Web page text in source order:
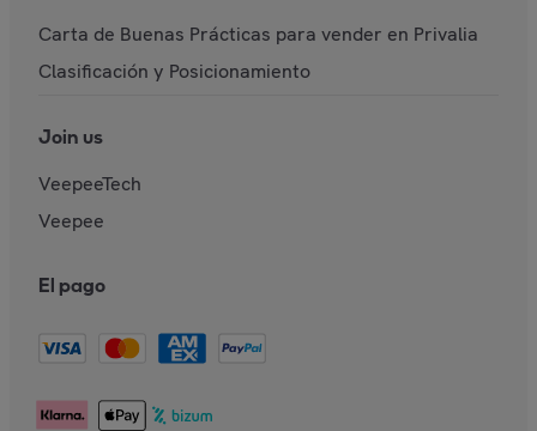
Carta de Buenas Prácticas para vender en Privalia
Clasificación y Posicionamiento
Join us
VeepeeTech
Veepee
El pago